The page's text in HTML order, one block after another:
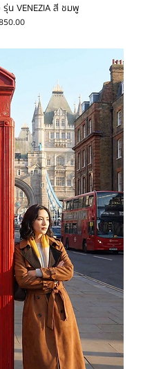
รุ่น VENEZIA สี ชมพู
คา